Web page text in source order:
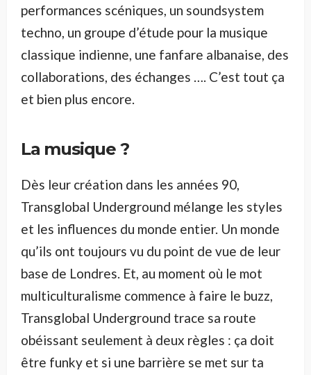
performances scéniques, un soundsystem
techno, un groupe d’étude pour la musique
classique indienne, une fanfare albanaise, des
collaborations, des échanges …. C’est tout ça
et bien plus encore.
La musique ?
Dès leur création dans les années 90,
Transglobal Underground mélange les styles
et les influences du monde entier. Un monde
qu’ils ont toujours vu du point de vue de leur
base de Londres. Et, au moment où le mot
multiculturalisme commence à faire le buzz,
Transglobal Underground trace sa route
obéissant seulement à deux règles : ça doit
être funky et si une barrière se met sur ta